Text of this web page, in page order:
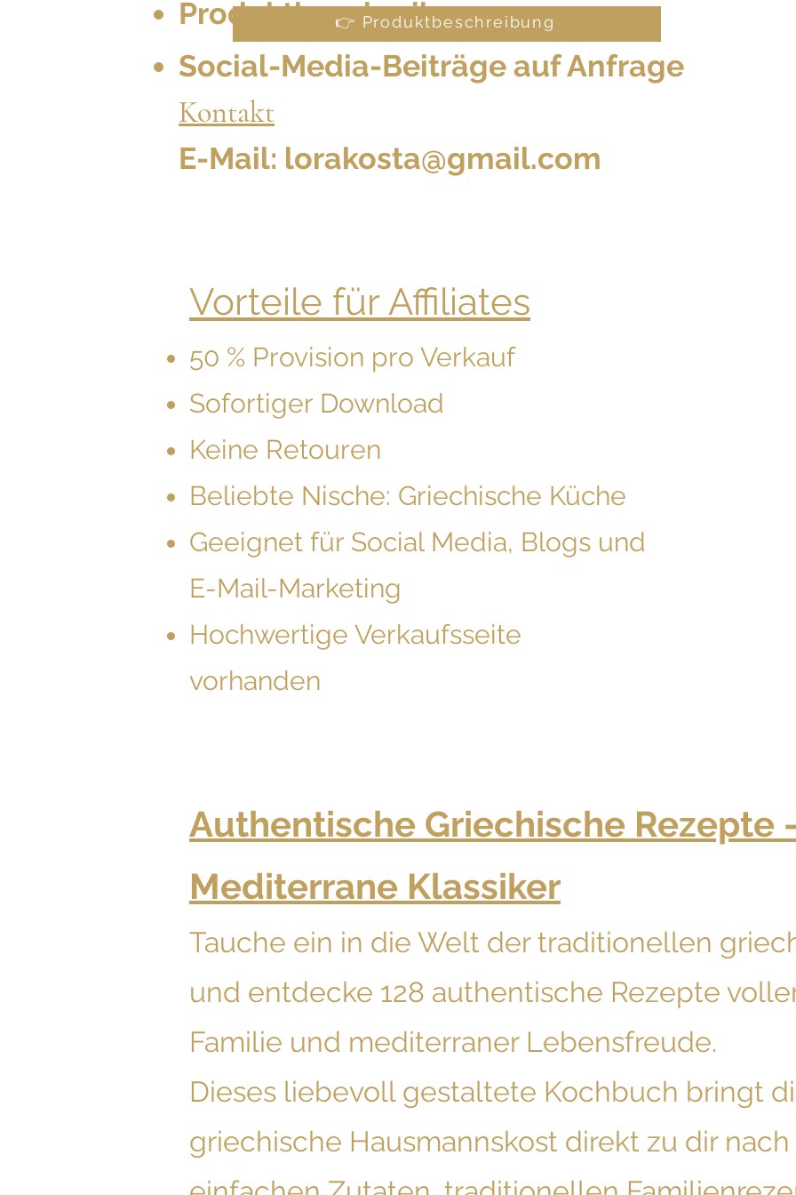
Produktbeschreibung
Social-Media-Beiträge auf Anfrage
Kontakt
E-Mail: lorakosta@gmail.com
👉 Produktbeschreibung
Vorteile für Affiliates
50 % Provision pro Verkauf
Sofortiger Download
Keine Retouren
Beliebte Nische: Griechische Küche
Geeignet für Social Media, Blogs und
E-Mail-Marketing
Hochwertige Verkaufsseite
vorhanden
Authentische Griechische Rezepte
Mediterrane Klassiker
Tauche ein in die Welt der traditionellen
und entdecke 128 authentische Rezepte
Familie und mediterraner Lebensfreude.
Dieses liebevoll gestaltete Kochbuch bringt
griechische Hausmannskost direkt zu dir